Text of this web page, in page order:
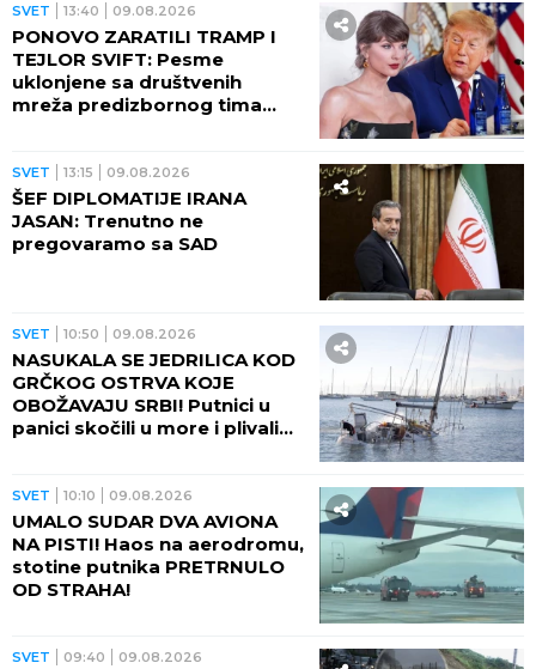
SVET 13:40 09.08.2026
PONOVO ZARATILI TRAMP I
TEJLOR SVIFT: Pesme
uklonjene sa društvenih
mreža predizbornog tima
SVET 13:15 09.08.2026
ŠEF DIPLOMATIJE IRANA
JASAN: Trenutno ne
pregovaramo sa SAD
SVET 10:50 09.08.2026
NASUKALA SE JEDRILICA KOD
GRČKOG OSTRVA KOJE
OBOŽAVAJU SRBI! Putnici u
panici skočili u more i plivali
SVET 10:10 09.08.2026
UMALO SUDAR DVA AVIONA
NA PISTI! Haos na aerodromu,
stotine putnika PRETRNULO
OD STRAHA!
SVET 09:40 09.08.2026